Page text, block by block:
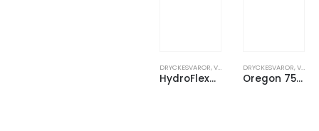
DRYCKESVAROR,VATTENFLASKOR
HydroFlex™ 750 ml klämbar sportflaska
DRYCKESVAROR,VATTENFLASKOR
Oregon 750 ml vattenflaska av återvunnen RCS-plast med karbinhake